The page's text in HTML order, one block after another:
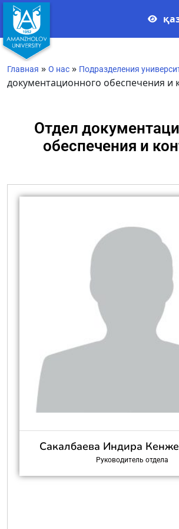
Главная » О нас » Подразделения
документационного обеспечения и
Отдел
обеспечения и
Сакалбаева Индира
Руководитель отдела